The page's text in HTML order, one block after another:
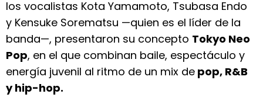
los vocalistas Kota Yamamoto, Tsubasa Endo
y Kensuke Sorematsu —quien es el líder de la
banda—, presentaron su concepto Tokyo Neo
Pop, en el que combinan baile, espectáculo y
energía juvenil al ritmo de un mix de pop, R&B
y hip-hop.